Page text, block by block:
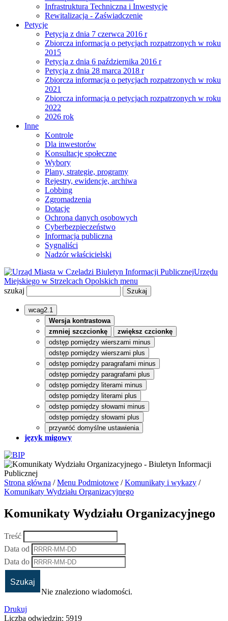
Infrastruktura Techniczna i Inwestycje
Rewitalizacja - Zaświadczenie
Petycje
Petycja z dnia 7 czerwca 2016 r
Zbiorcza informacja o petycjach rozpatrzonych w roku
2015
Petycja z dnia 6 października 2016 r
Petycja z dnia 28 marca 2018 r
Zbiorcza informacja o petycjach rozpatrzonych w roku
2021
Zbiorcza informacja o petycjach rozpatrzonych w roku
2022
2026 rok
Inne
Kontrole
Dla inwestorów
Konsultacje społeczne
Wybory
Plany, strategie, programy
Rejestry, ewidencje, archiwa
Lobbing
Zgromadzenia
Dotacje
Ochrona danych osobowych
Cyberbezpieczeństwo
Informacja publiczna
Sygnaliści
Nadzór właścicielski
Biuletyn Informacji PublicznejUrzędu
Miejskiego w Strzelcach Opolskich menu
szukaj
wcag2.1
Wersja kontrastowa
zmniej szczcionkę
zwiększ czcionkę
odstęp pomiędzy wierszami minus
odstęp pomiędzy wierszami plus
odstęp pomiędzy paragrafami minus
odstęp pomiędzy paragrafami plus
odstęp pomiędzy literami minus
odstęp pomiędzy literami plus
odstęp pomiędzy słowami minus
odstęp pomiędzy słowami plus
przywróć domyślne ustawienia
język migowy
Strona główna /Menu Podmiotowe /Komunikaty i wykazy /
Komunikaty Wydziału Organizacyjnego
Komunikaty Wydziału Organizacyjnego
Treść
Data od
Data do
Nie znaleziono wiadomości.
Drukuj
Liczba odwiedzin: 5919